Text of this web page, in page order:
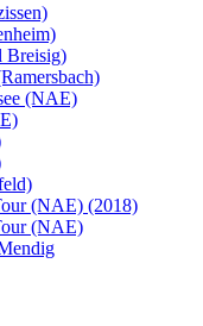
Breisig)
(NAE)
(NAE) (2018)
(NAE)